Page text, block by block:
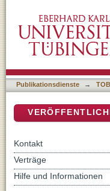
Bibel und
Publikationsdienste →
Kontakt
Verträge
Hilfe und Informationen